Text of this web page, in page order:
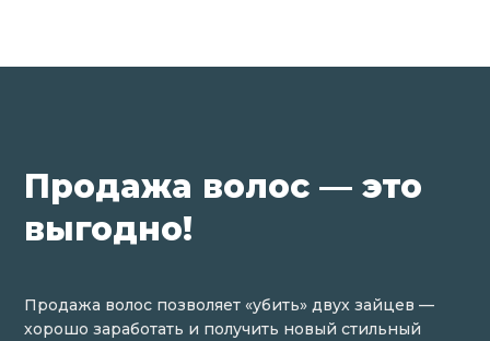
Продажа волос — это
выгодно!
Продажа волос позволяет «убить» двух зайцев —
хорошо заработать и получить новый стильный